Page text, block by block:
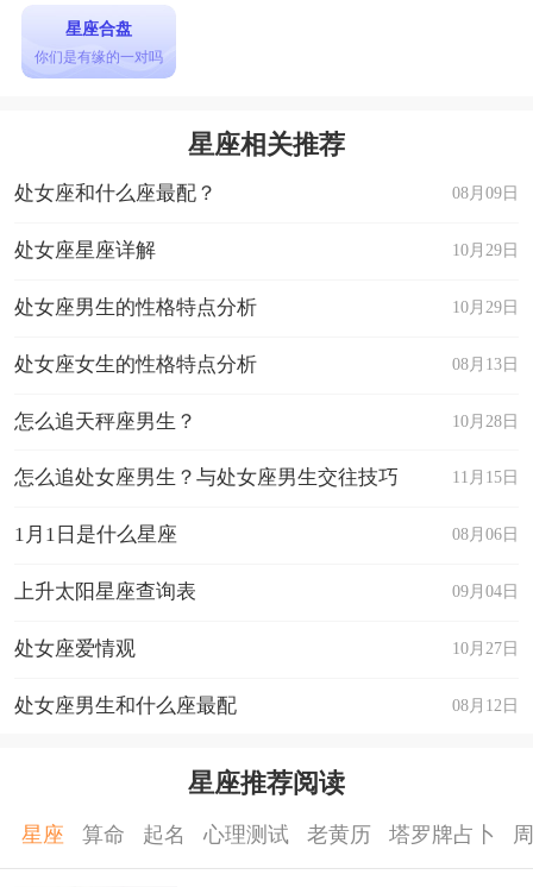
星座合盘
你们是有缘的一对吗
星座相关推荐
08月09日
处女座和什么座最配？
10月29日
处女座星座详解
10月29日
处女座男生的性格特点分析
08月13日
处女座女生的性格特点分析
10月28日
怎么追天秤座男生？
11月15日
怎么追处女座男生？与处女座男生交往技巧
08月06日
1月1日是什么星座
09月04日
上升太阳星座查询表
10月27日
处女座爱情观
08月12日
处女座男生和什么座最配
星座推荐阅读
星座 算命 起名 心理测试 老黄历 塔罗牌占卜